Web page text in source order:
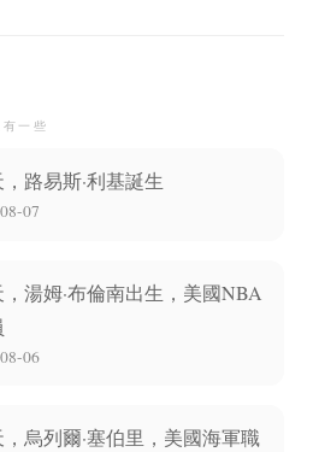
一些
路易斯·利基誕生
07
湯姆·布倫南出生，美國NBA
06
烏列爾·塞伯里，美國海軍職